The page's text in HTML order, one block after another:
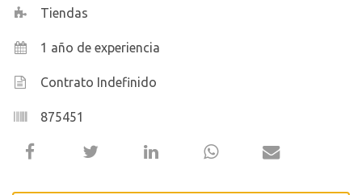
Tiendas
1 año de experiencia
Contrato Indefinido
875451